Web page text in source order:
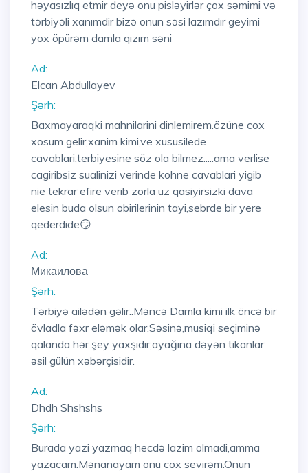
həyasızlıq etmir deyə onu pisləyirlər çox səmimi və
tərbiyəli xanımdir bizə onun səsi lazımdır geyimi
yox öpürəm damla qızım səni
Ad:
Elcan Abdullayev
Şərh:
Baxmayaraqki mahnilarini dinlemirem.özüne cox
xosum gelir,xanim kimi,ve xususilede
cavablari,terbiyesine söz ola bilmez.....ama verlise
cagiribsiz sualinizi verinde kohne cavablari yigib
nie tekrar efire verib zorla uz qasiyirsizki dava
elesin buda olsun obirilerinin tayi,sebrde bir yere
qederdide😏
Ad:
Микаилова
Şərh:
Tərbiyə ailədən gəlir..Məncə Damla kimi ilk öncə bir
övladla fəxr eləmək olar.Səsinə,musiqi seçiminə
qalanda hər şey yaxşıdır,ayağına dəyən tikanlar
əsil gülün xəbərçisidir.
Ad:
Dhdh Shshshs
Şərh:
Burada yazi yazmaq hecdə lazim olmadi,amma
yazacam.Mənanayam onu cox sevirəm.Onun